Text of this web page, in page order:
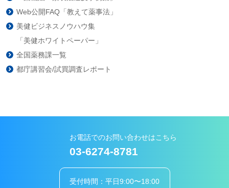
Web公開FAQ「教えて薬事法」
美健ビジネスノウハウ集
「美健ホワイトペーパー」
全国薬務課一覧
都庁講習会/試買調査レポート
お電話でのお問い合わせはこちら
03-6274-8781
受付時間：平日9:00〜18:00